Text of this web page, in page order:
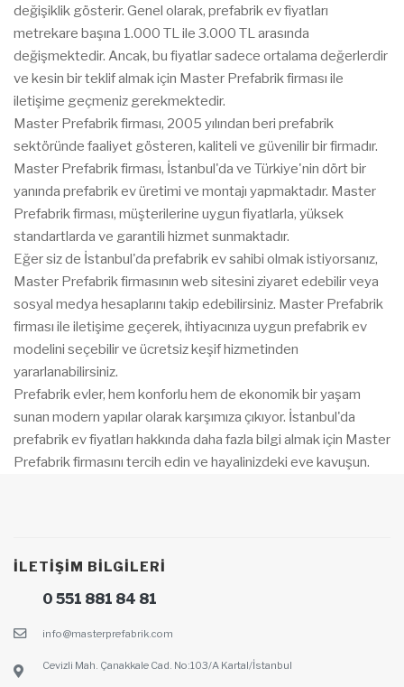
İLETIŞIM BILGILERI
0 551 881 84 81
info@masterprefabrik.com
Cevizli Mah. Çanakkale Cad. No:103/A Kartal/İstanbul
değişiklik gösterir. Genel olarak, prefabrik ev fiyatları
metrekare başına 1.000 TL ile 3.000 TL arasında
değişmektedir. Ancak, bu fiyatlar sadece ortalama değerlerdir
ve kesin bir teklif almak için Master Prefabrik firması ile
iletişime geçmeniz gerekmektedir.
Master Prefabrik firması, 2005 yılından beri prefabrik
sektöründe faaliyet gösteren, kaliteli ve güvenilir bir firmadır.
Master Prefabrik firması, İstanbul'da ve Türkiye'nin dört bir
yanında prefabrik ev üretimi ve montajı yapmaktadır. Master
Prefabrik firması, müşterilerine uygun fiyatlarla, yüksek
standartlarda ve garantili hizmet sunmaktadır.
Eğer siz de İstanbul'da prefabrik ev sahibi olmak istiyorsanız,
Master Prefabrik firmasının web sitesini ziyaret edebilir veya
sosyal medya hesaplarını takip edebilirsiniz. Master Prefabrik
firması ile iletişime geçerek, ihtiyacınıza uygun prefabrik ev
modelini seçebilir ve ücretsiz keşif hizmetinden
yararlanabilirsiniz.
Prefabrik evler, hem konforlu hem de ekonomik bir yaşam
sunan modern yapılar olarak karşımıza çıkıyor. İstanbul'da
prefabrik ev fiyatları hakkında daha fazla bilgi almak için Master
Prefabrik firmasını tercih edin ve hayalinizdeki eve kavuşun.